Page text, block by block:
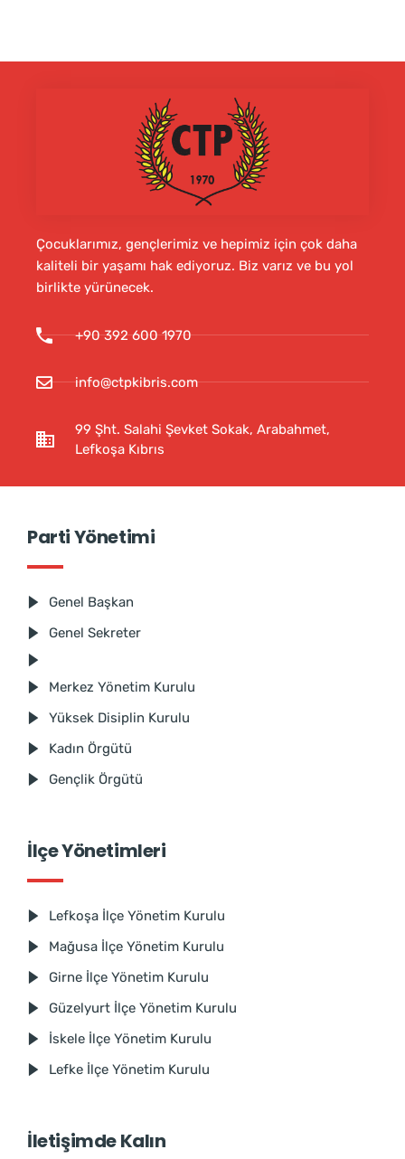
Çocuklarımız, gençlerimiz ve hepimiz için çok daha
kaliteli bir yaşamı hak ediyoruz. Biz varız ve bu yol
birlikte yürünecek.
+90 392 600 1970
info@ctpkibris.com
99 Şht. Salahi Şevket Sokak, Arabahmet,
Lefkoşa Kıbrıs
Parti Yönetimi
Genel Başkan
Genel Sekreter
Merkez Yönetim Kurulu
Yüksek Disiplin Kurulu
Kadın Örgütü
Gençlik Örgütü
İlçe Yönetimleri
Lefkoşa İlçe Yönetim Kurulu
Mağusa İlçe Yönetim Kurulu
Girne İlçe Yönetim Kurulu
Güzelyurt İlçe Yönetim Kurulu
İskele İlçe Yönetim Kurulu
Lefke İlçe Yönetim Kurulu
İletişimde Kalın